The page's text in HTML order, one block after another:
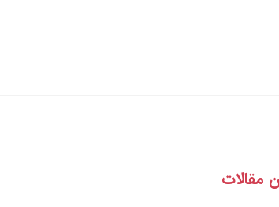
مقالات